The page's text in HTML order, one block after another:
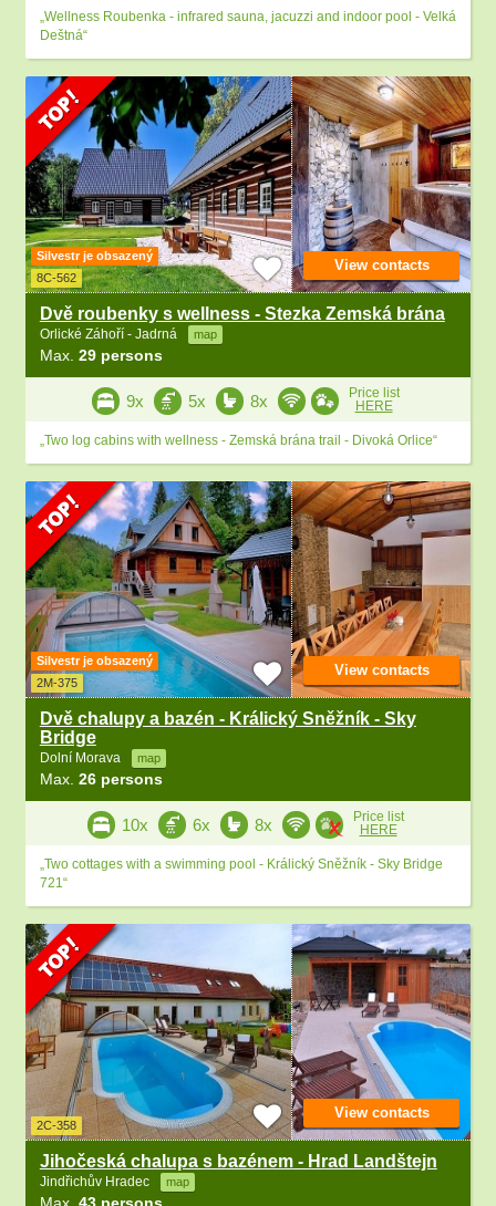
„Wellness Roubenka - infrared sauna, jacuzzi and indoor pool - Velká
Deštná“
Silvestr je obsazený
8C-562
Dvě roubenky s wellness - Stezka Zemská brána
Orlické Záhoří - Jadrná map
Max. 29 persons
View contacts
9x 5x 8x
Price list
HERE
„Two log cabins with wellness - Zemská brána trail - Divoká Orlice“
Silvestr je obsazený
2M-375
Dvě chalupy a bazén - Králický Sněžník - Sky
Bridge
Dolní Morava map
Max. 26 persons
View contacts
10x 6x 8x
Price list
HERE
„Two cottages with a swimming pool - Králický Sněžník - Sky Bridge
721“
2C-358
Jihočeská chalupa s bazénem - Hrad Landštejn
Jindřichův Hradec map
View contacts